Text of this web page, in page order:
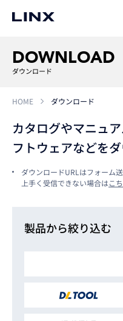
ソリューション
サポート
新卒採用
DOWNLOAD
ダウンロード
HOME ダウンロード
カタログやマニュ
フトウェアなどを
ダウンロードURLはフォーム
上手く受信できない場合はこ
製品から絞り込む